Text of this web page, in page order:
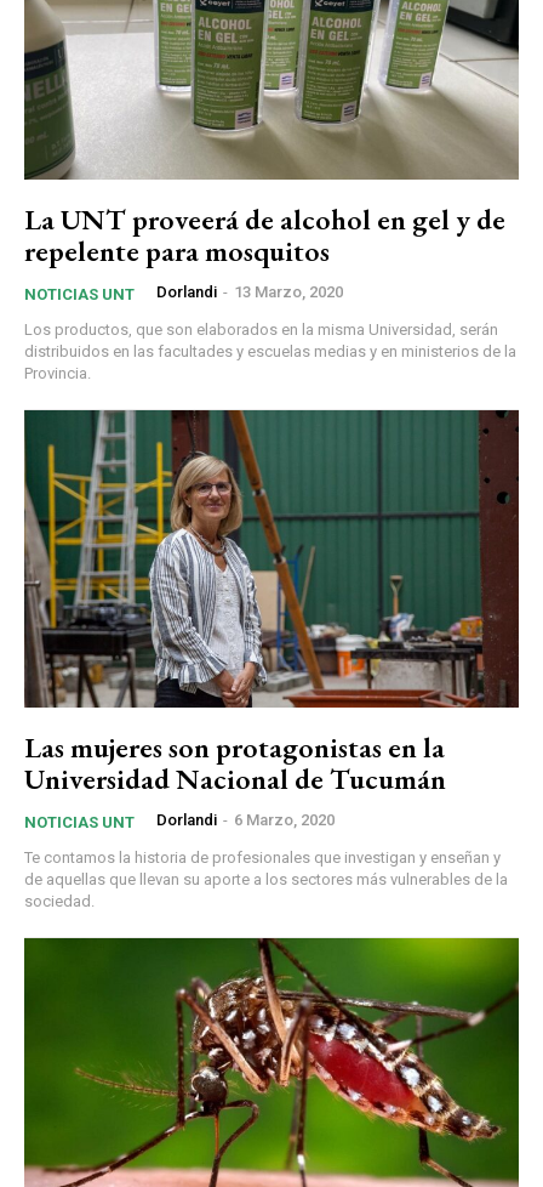
La UNT proveerá de alcohol en gel y de
repelente para mosquitos
NOTICIAS UNT Dorlandi - 13 Marzo, 2020
Los productos, que son elaborados en la misma Universidad, serán
distribuidos en las facultades y escuelas medias y en ministerios de la
Provincia.
Las mujeres son protagonistas en la
Universidad Nacional de Tucumán
NOTICIAS UNT Dorlandi - 6 Marzo, 2020
Te contamos la historia de profesionales que investigan y enseñan y
de aquellas que llevan su aporte a los sectores más vulnerables de la
sociedad.